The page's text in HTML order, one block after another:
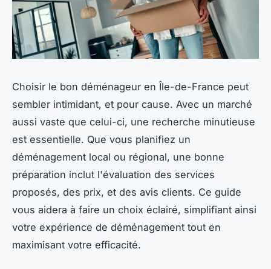
Choisir le bon déménageur en Île-de-France peut
sembler intimidant, et pour cause. Avec un marché
aussi vaste que celui-ci, une recherche minutieuse
est essentielle. Que vous planifiez un
déménagement local ou régional, une bonne
préparation inclut l'évaluation des services
proposés, des prix, et des avis clients. Ce guide
vous aidera à faire un choix éclairé, simplifiant ainsi
votre expérience de déménagement tout en
maximisant votre efficacité.